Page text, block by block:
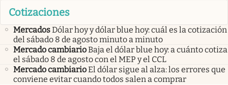
Cotizaciones
MercadosDólar hoy y dólar blue hoy: cuál es la cotización
del sábado 8 de agosto minuto a minuto
Mercado cambiarioBaja el dólar blue hoy: a cuánto cotiza
el sábado 8 de agosto con el MEP y el CCL
Mercado cambiarioEl dólar sigue al alza: los errores que
conviene evitar cuando todos salen a comprar